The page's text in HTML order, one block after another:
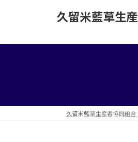
久留米藍草生
久留米藍草生産者協同組